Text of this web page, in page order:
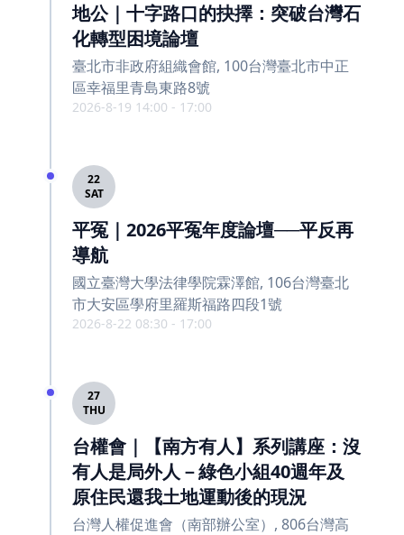
地公｜十字路口的抉擇：突破台灣石
化轉型困境論壇
臺北市非政府組織會館, 100台灣臺北市中正
區幸福里青島東路8號
2026-8-19 14:00 - 17:00
22
SAT
平冤｜2026平冤年度論壇──平反再
導航
國立臺灣大學法律學院霖澤館, 106台灣臺北
市大安區學府里羅斯福路四段1號
2026-8-22 08:30 - 17:00
27
THU
台權會｜【南方有人】系列講座：沒
有人是局外人－綠色小組40週年及
原住民還我土地運動後的現況
台灣人權促進會（南部辦公室）, 806台灣高